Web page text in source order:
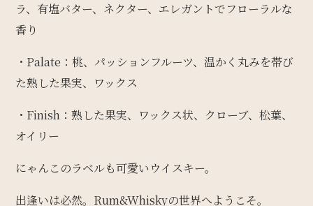
ラ、有塩バター、ネクター、エレガントでフローラルな
香り
・Palate：桃、パッションフルーツ、温かく丸みを帯び
た熟した果実、ワックス
・Finish：熟した果実、ワックス状、クローブ、松葉、
オイリー
にゃんこのラベルも可愛いウイスキー。
出逢いは必然。Rum&Whiskyの世界へようこそ。